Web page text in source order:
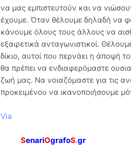
να μας εμπιστευτούν και να
έχουμε. Όταν θέλουμε δηλαδή να
κάνουμε όλους τους άλλους να
εξαιρετικά ανταγωνιστικοί.
δίκιο, αυτοί που περνάει η άποψή
θα πρέπει να ενδιαφερόμαστε
ζωή μας. Να νοιαζόμαστε για τις
προκειμένου να ικανοποιήσουμε
Via
SenariOgrafoS.gr